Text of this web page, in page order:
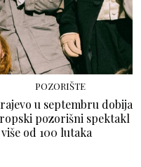
POZORIŠTE
u septembru dobija
pozorišni spektakl
više od 100 lutaka